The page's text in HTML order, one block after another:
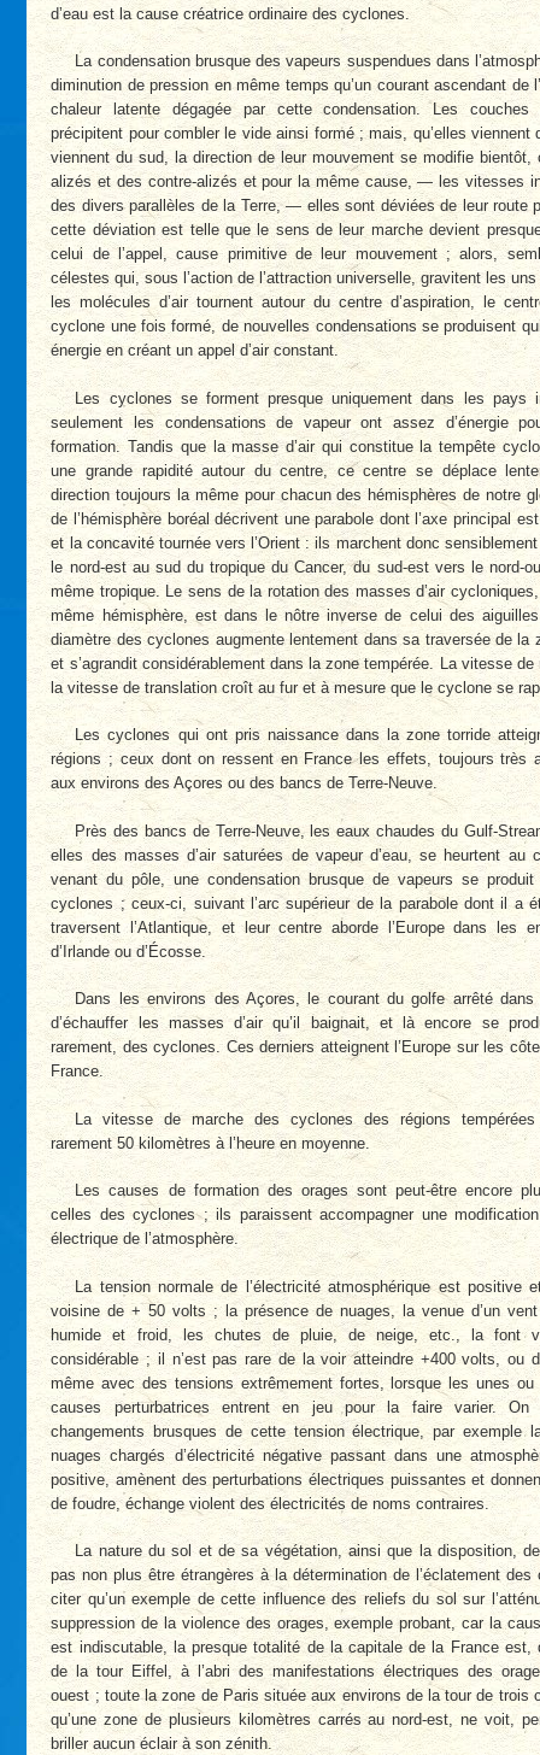
d’eau est la cause créatrice ordinaire des cyclones.
La condensation brusque des vapeurs suspendues dans
diminution de pression en même temps qu’un courant ascendant de
chaleur latente dégagée par cette condensation. Les couches
précipitent pour combler le vide ainsi formé ; mais, qu’elles viennent
viennent du sud, la direction de leur mouvement se modifie bientôt,
alizés et des contre-alizés et pour la même cause, — les vitesses
des divers parallèles de la Terre, — elles sont déviées de leur route
cette déviation est telle que le sens de leur marche devient
celui de l’appel, cause primitive de leur mouvement ; alors,
célestes qui, sous l’action de l’attraction universelle, gravitent les
les molécules d’air tournent autour du centre d’aspiration, le
cyclone une fois formé, de nouvelles condensations se produisent
énergie en créant un appel d’air constant.
Les cyclones se forment presque uniquement dans les pays
seulement les condensations de vapeur ont assez d’énergie
formation. Tandis que la masse d’air qui constitue la tempête
une grande rapidité autour du centre, ce centre se déplace
direction toujours la même pour chacun des hémisphères de notre
de l’hémisphère boréal décrivent une parabole dont l’axe principal
et la concavité tournée vers l’Orient : ils marchent donc
le nord-est au sud du tropique du Cancer, du sud-est vers le nord-
même tropique. Le sens de la rotation des masses d’air
même hémisphère, est dans le nôtre inverse de celui des aiguilles
diamètre des cyclones augmente lentement dans sa traversée de la
et s’agrandit considérablement dans la zone tempérée. La vitesse
la vitesse de translation croît au fur et à mesure que le cyclone se
Les cyclones qui ont pris naissance dans la zone torride
régions ; ceux dont on ressent en France les effets, toujours très
aux environs des Açores ou des bancs de Terre-Neuve.
Près des bancs de Terre-Neuve, les eaux chaudes du Gulf-
elles des masses d’air saturées de vapeur d’eau, se heurtent au
venant du pôle, une condensation brusque de vapeurs se produit
cyclones ; ceux-ci, suivant l’arc supérieur de la parabole dont il a
traversent l’Atlantique, et leur centre aborde l’Europe dans les
d’Irlande ou d’Écosse.
Dans les environs des Açores, le courant du golfe arrêté
d’échauffer les masses d’air qu’il baignait, et là encore se
rarement, des cyclones. Ces derniers atteignent l’Europe sur les
France.
La vitesse de marche des cyclones des régions
rarement 50 kilomètres à l’heure en moyenne.
Les causes de formation des orages sont peut-être encore
celles des cyclones ; ils paraissent accompagner une
électrique de l’atmosphère.
La tension normale de l’électricité atmosphérique est positive
voisine de + 50 volts ; la présence de nuages, la venue d’un
humide et froid, les chutes de pluie, de neige, etc., la font
considérable ; il n’est pas rare de la voir atteindre +400 volts, ou
même avec des tensions extrêmement fortes, lorsque les unes
causes perturbatrices entrent en jeu pour la faire varier. On
changements brusques de cette tension électrique, par exemple
nuages chargés d’électricité négative passant dans une
positive, amènent des perturbations électriques puissantes et
de foudre, échange violent des électricités de noms contraires.
La nature du sol et de sa végétation, ainsi que la disposition,
pas non plus être étrangères à la détermination de l’éclatement des
citer qu’un exemple de cette influence des reliefs du sol sur
suppression de la violence des orages, exemple probant, car la
est indiscutable, la presque totalité de la capitale de la France est,
de la tour Eiffel, à l’abri des manifestations électriques des
ouest ; toute la zone de Paris située aux environs de la tour de trois
qu’une zone de plusieurs kilomètres carrés au nord-est, ne voit,
briller aucun éclair à son zénith.